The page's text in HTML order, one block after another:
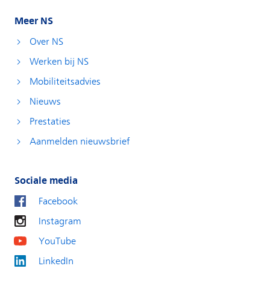
Meer NS
Over NS
Werken bij NS
Mobiliteitsadvies
Nieuws
Prestaties
Aanmelden nieuwsbrief
Sociale media
Facebook
Instagram
YouTube
LinkedIn